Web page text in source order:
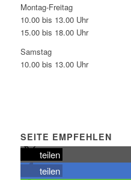
Montag-Freitag
10.00 bis 13.00 Uhr
15.00 bis 18.00 Uhr
Samstag
10.00 bis 13.00 Uhr
SEITE EMPFEHLEN
teilen
teilen